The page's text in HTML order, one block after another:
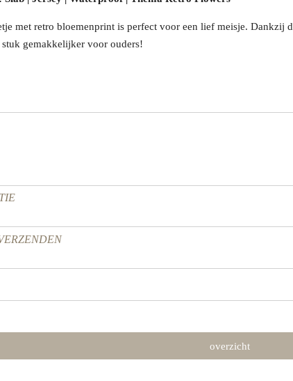
met retro bloemenprint is perfect voor een lief meisje. Dankzij
gemakkelijker voor ouders!
overzicht